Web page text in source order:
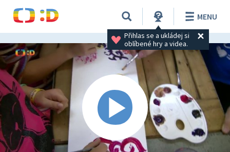
Přihlas se a ukládej si
oblíbené hry a videa.
MENU